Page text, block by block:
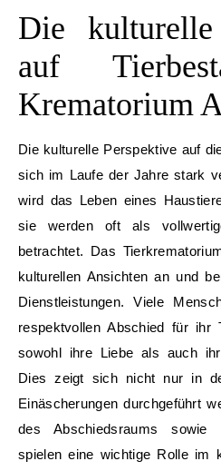
Die kulturelle
auf
Krematorium
Die kulturelle Perspektive auf
sich im Laufe der Jahre stark
wird das Leben eines
sie werden oft als
betrachtet. Das
kulturellen Ansichten an und
Dienstleistungen. Viele
respektvollen Abschied für
sowohl ihre Liebe als auch
Dies zeigt sich nicht nur in
Einäscherungen durchgeführt
des Abschiedsraums sowie
spielen eine wichtige Rolle im